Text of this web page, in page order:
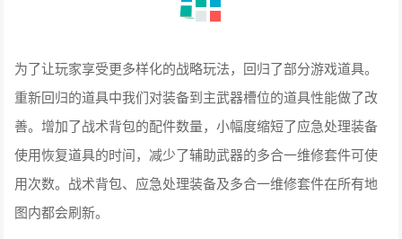
为了让玩家享受更多样化的战略玩法，回归了部分游戏道具。
重新回归的道具中我们对装备到主武器槽位的道具性能做了改
善。增加了战术背包的配件数量，小幅度缩短了应急处理装备
使用恢复道具的时间，减少了辅助武器的多合一维修套件可使
用次数。战术背包、应急处理装备及多合一维修套件在所有地
图内都会刷新。